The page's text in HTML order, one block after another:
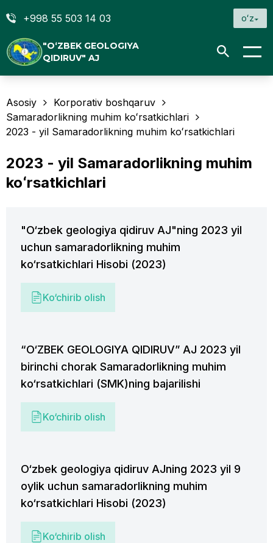
+998 55 503 14 03 oʻz
"O‘ZBEK GEOLOGIYA
QIDIRUV" AJ
Asosiy
Korporativ boshqaruv
Samaradorlikning muhim koʻrsatkichlari
2023 - yil Samaradorlikning muhim koʻrsatkichlari
2023 - yil Samaradorlikning muhim
koʻrsatkichlari
"O‘zbek geologiya qidiruv AJ"ning 2023 yil
uchun samaradorlikning muhim
ko‘rsatkichlari Hisobi (2023)
Ko‘chirib olish
“O‘ZBEK GEOLOGIYA QIDIRUV” AJ 2023 yil
birinchi chorak Samaradorlikning muhim
ko‘rsatkichlari (SMK)ning bajarilishi
Ko‘chirib olish
O‘zbek geologiya qidiruv AJning 2023 yil 9
oylik uchun samaradorlikning muhim
ko‘rsatkichlari Hisobi (2023)
Ko‘chirib olish